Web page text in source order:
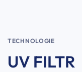
TECHNOLOGIE
UV FILTR